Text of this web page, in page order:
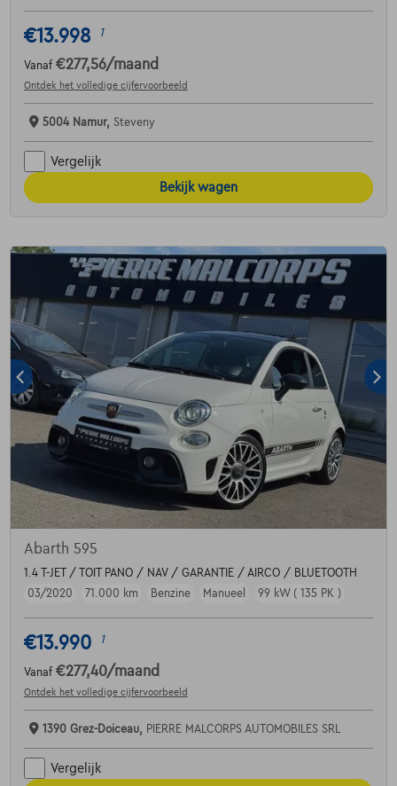
€13.998 1
Vanaf €277,56/maand
Ontdek het volledige cijfervoorbeeld
5004 Namur, Steveny
Vergelijk
Bekijk wagen
Abarth 595
1.4 T-JET / TOIT PANO / NAV / GARANTIE / AIRCO / BLUETOOTH
03/2020
71.000 km Benzine Manueel 99 kW ( 135 PK )
€13.990 1
Vanaf €277,40/maand
Ontdek het volledige cijfervoorbeeld
1390 Grez-Doiceau, PIERRE MALCORPS AUTOMOBILES SRL
Vergelijk